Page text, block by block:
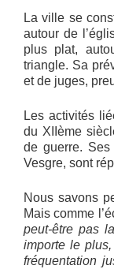
La ville se
autour de
plus plat,
triangle. Sa
et de juges,
Les activités
du XIIème
de guerre.
Vesgre, sont
Nous savons
Mais comme
peut-être pas
importe le
fréquentation